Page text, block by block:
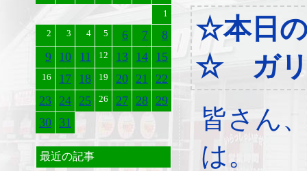
1
2
3 4 5 6 7
8
9 10 11 12 13 14 15
16 17 18 19 20 21 22
23 24 25 26 27 28 29
30 31
最近の記事
☆本日
☆ ガリ
皆さん
は。